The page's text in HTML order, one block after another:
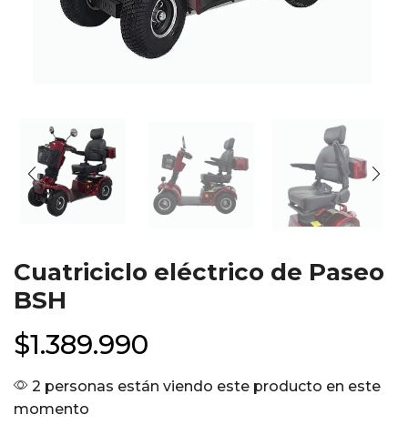
Cuatriciclo eléctrico de Paseo
BSH
$1.389.990
2 personas están viendo este producto en este
momento